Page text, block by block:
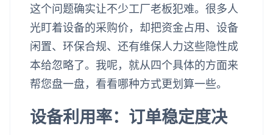
这个问题确实让不少工厂老板犯难。很多人
光盯着设备的采购价，却把资金占用、设备
闲置、环保合规、还有维保人力这些隐性成
本给忽略了。我呢，就从四个具体的方面来
帮您盘一盘，看看哪种方式更划算一些。
设备利用率：订单稳定度决